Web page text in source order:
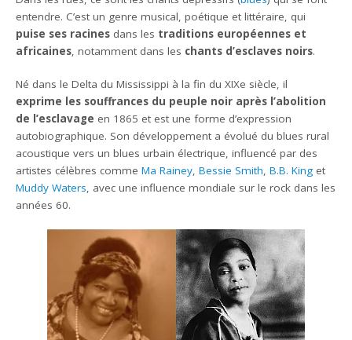
entendre. C’est un genre musical, poétique et littéraire, qui
puise ses racines dans les traditions européennes et
africaines, notamment dans les chants d’esclaves noirs.
Né dans le Delta du Mississippi à la fin du XIXe siècle, il
exprime les souffrances du peuple noir après l’abolition
de l’esclavage en 1865 et est une forme d’expression
autobiographique. Son développement a évolué du blues rural
acoustique vers un blues urbain électrique, influencé par des
artistes célèbres commeMa Rainey,Bessie Smith,B.B. King et
Muddy Waters, avec une influence mondiale sur le rock dans les
années 60.